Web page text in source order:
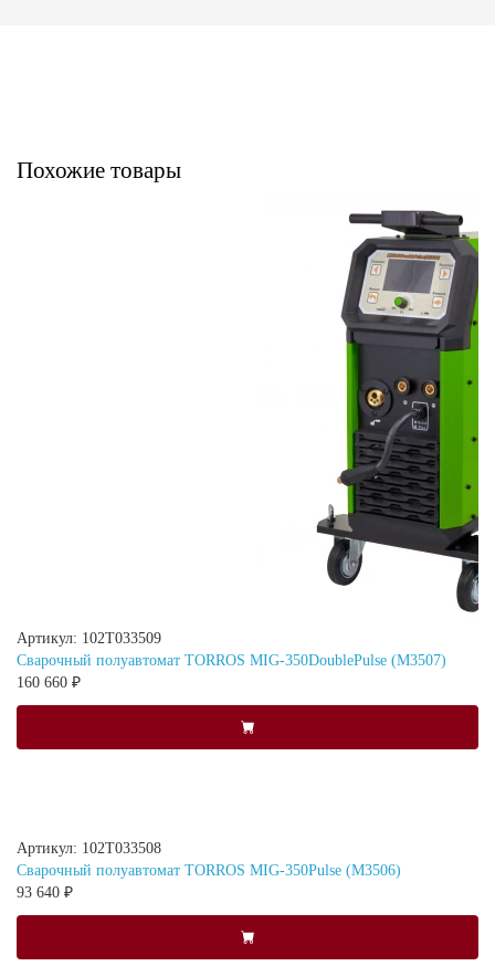
Похожие товары
Артикул: 102Т033509
Сварочный полуавтомат TORROS MIG-350DoublePulse (M3507)
160 660 ₽
Артикул: 102Т033508
Сварочный полуавтомат TORROS MIG-350Pulse (M3506)
93 640 ₽